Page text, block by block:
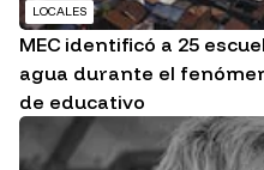
LOCALES
MEC identificó a 25
agua durante el
de educativo